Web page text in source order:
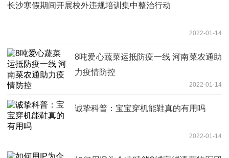
长沙寒假期间开展校外违规培训集中整治行动
2022-01-14
8吨爱心蔬菜运抵防疫一线 河南菜农通助
力疫情防控
2022-01-14
诚挚科普：宝宝穿机能鞋真的有用吗
2022-01-14